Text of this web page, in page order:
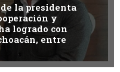
la presidenta
y
logrado con
entre